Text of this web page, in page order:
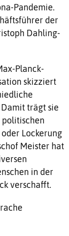
Pandemie.
der
Dahling-
Planck-
skizziert
trägt sie
Lockerung
Meister hat
in der
verschafft.